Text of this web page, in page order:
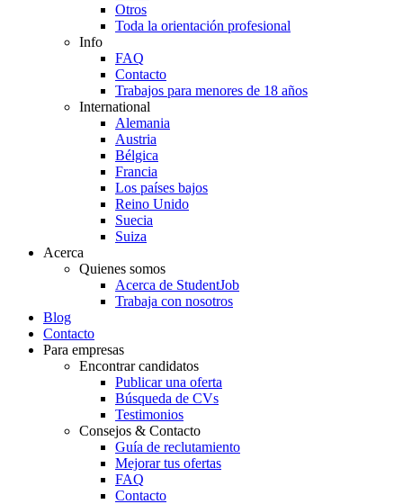
Otros
Toda la orientación profesional
Info
FAQ
Contacto
Trabajos para menores de 18 años
International
Alemania
Austria
Bélgica
Francia
Los países bajos
Reino Unido
Suecia
Suiza
Acerca
Quienes somos
Acerca de StudentJob
Trabaja con nosotros
Blog
Contacto
Para empresas
Encontrar candidatos
Publicar una oferta
Búsqueda de CVs
Testimonios
Consejos & Contacto
Guía de reclutamiento
Mejorar tus ofertas
FAQ
Contacto